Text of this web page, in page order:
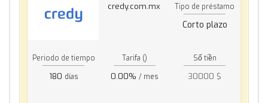
credy.com.mx Tipo de préstamo
Corto plazo
Periodo de tiempo
180 días
Tarifa ()
0.00% / mes
Số tiền
30000 $